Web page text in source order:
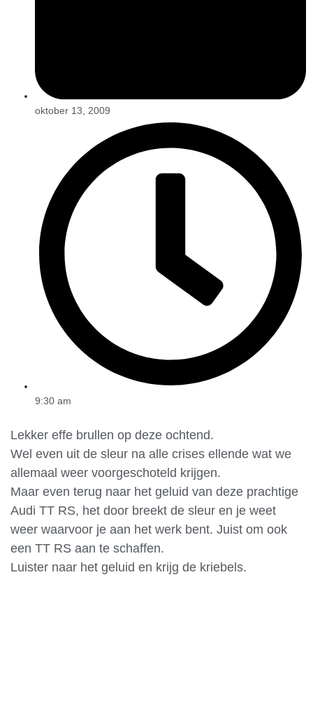
oktober 13, 2009
9:30 am
Lekker effe brullen op deze ochtend.
Wel even uit de sleur na alle crises ellende wat we
allemaal weer voorgeschoteld krijgen.
Maar even terug naar het geluid van deze prachtige
Audi TT RS, het door breekt de sleur en je weet
weer waarvoor je aan het werk bent. Juist om ook
een TT RS aan te schaffen.
Luister naar het geluid en krijg de kriebels.